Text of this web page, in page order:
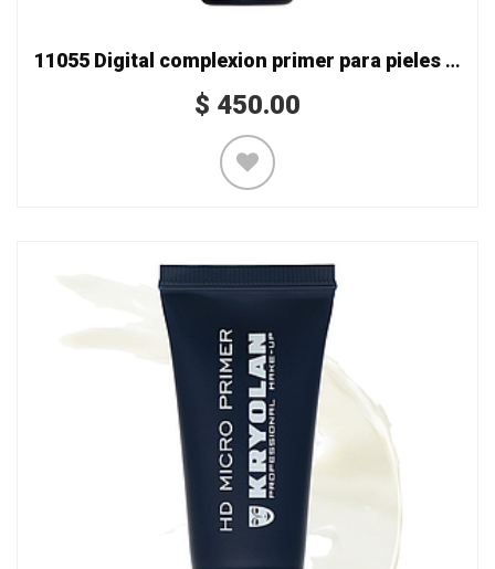
11055 Digital complexion primer para pieles secas
$ 450.00